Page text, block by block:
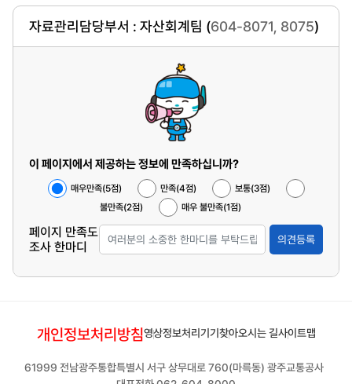
자료관리담당부서 : 자산회계팀 (604-8071, 8075)
이 페이지에서 제공하는 정보에 만족하십니까?
매우만족(5점) 만족(4점)
보통(3점)
불만족(2점)
매우 불만족(1점)
페이지 만족도
조사 한마디
의견등록
개인정보처리방침영상정보처리기기 찾아오시는 길사이트맵
61999 전남광주통합특별시 서구 상무대로 760(마륵동) 광주교통공사